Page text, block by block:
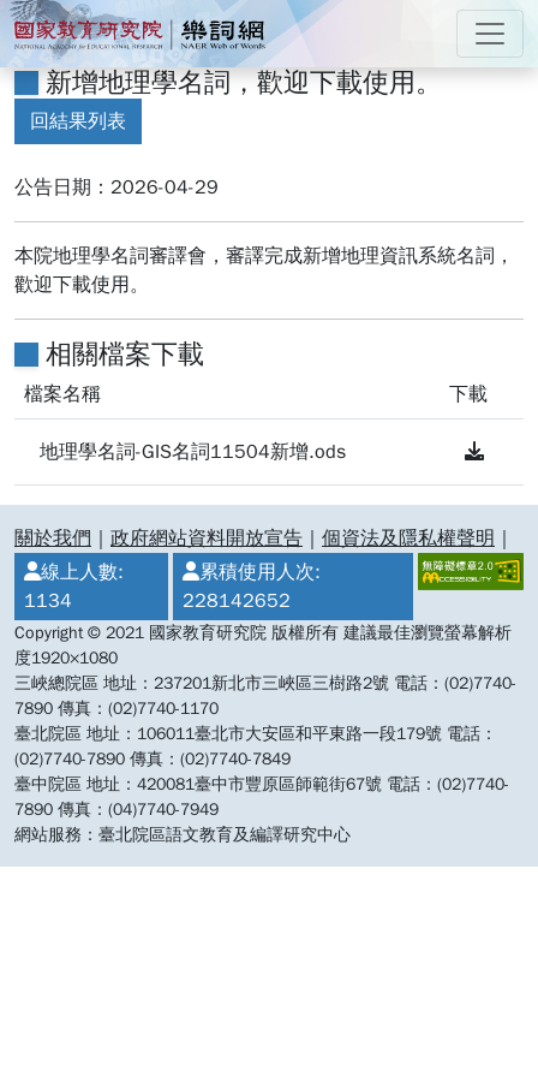
跳到主要內容
:::
國家教育研究院 樂詞網
新增地理學名詞，歡迎下載使用。
回結果列表
公告日期：2026-04-29
本院地理學名詞審譯會，審譯完成新增地理資訊系統名詞，
歡迎下載使用。
相關檔案下載
檔案名稱 下載
地理學名詞-GIS名詞11504新增.ods
:::關於我們 政府網站資料開放宣告 個資法及隱私權聲明
線上人數:
1134
累積使用人次:
228142652
Copyright © 2021 國家教育研究院 版權所有 建議最佳瀏覽螢幕解析
度1920×1080
三峽總院區 地址：237201新北市三峽區三樹路2號 電話：(02)7740-
7890 傳真：(02)7740-1170
臺北院區 地址：106011臺北市大安區和平東路一段179號 電話：
(02)7740-7890 傳真：(02)7740-7849
臺中院區 地址：420081臺中市豐原區師範街67號 電話：(02)7740-
7890 傳真：(04)7740-7949
網站服務：臺北院區語文教育及編譯研究中心